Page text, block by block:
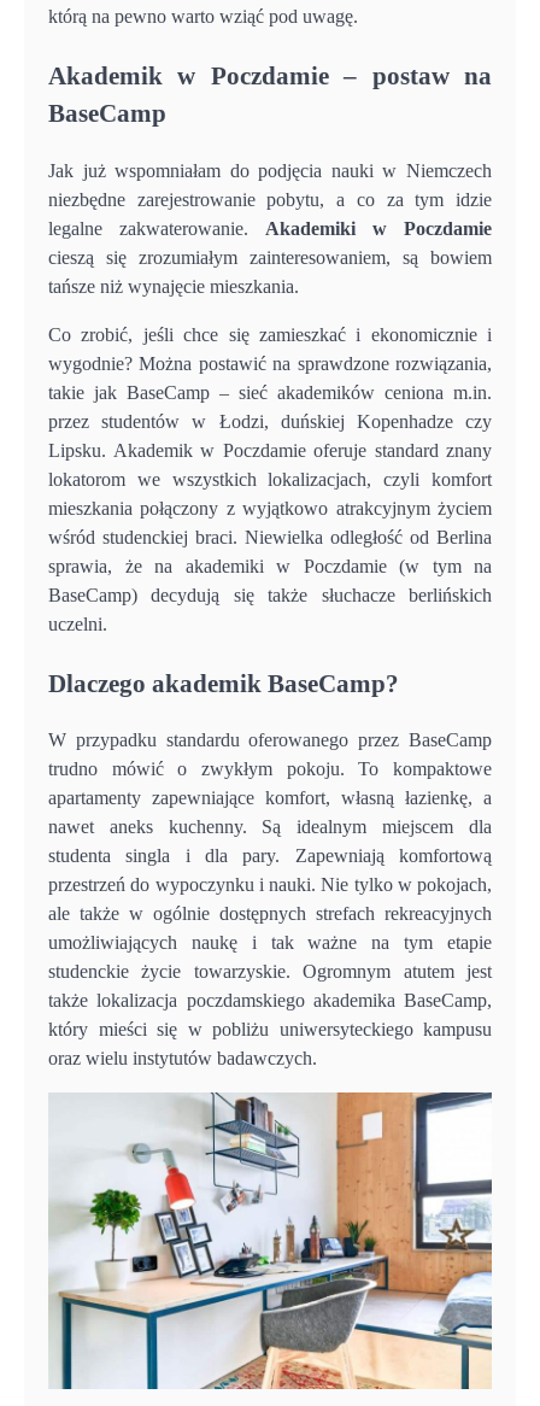
którą na pewno warto wziąć pod uwagę.
Akademik w Poczdamie – postaw na
BaseCamp
Jak już wspomniałam do podjęcia nauki w Niemczech
niezbędne zarejestrowanie pobytu, a co za tym idzie
legalne zakwaterowanie. Akademiki w Poczdamie
cieszą się zrozumiałym zainteresowaniem, są bowiem
tańsze niż wynajęcie mieszkania.
Co zrobić, jeśli chce się zamieszkać i ekonomicznie i
wygodnie? Można postawić na sprawdzone rozwiązania,
takie jak BaseCamp – sieć akademików ceniona m.in.
przez studentów w Łodzi, duńskiej Kopenhadze czy
Lipsku. Akademik w Poczdamie oferuje standard znany
lokatorom we wszystkich lokalizacjach, czyli komfort
mieszkania połączony z wyjątkowo atrakcyjnym życiem
wśród studenckiej braci. Niewielka odległość od Berlina
sprawia, że na akademiki w Poczdamie (w tym na
BaseCamp) decydują się także słuchacze berlińskich
uczelni.
Dlaczego akademik BaseCamp?
W przypadku standardu oferowanego przez BaseCamp
trudno mówić o zwykłym pokoju. To kompaktowe
apartamenty zapewniające komfort, własną łazienkę, a
nawet aneks kuchenny. Są idealnym miejscem dla
studenta singla i dla pary. Zapewniają komfortową
przestrzeń do wypoczynku i nauki. Nie tylko w pokojach,
ale także w ogólnie dostępnych strefach rekreacyjnych
umożliwiających naukę i tak ważne na tym etapie
studenckie życie towarzyskie. Ogromnym atutem jest
także lokalizacja poczdamskiego akademika BaseCamp,
który mieści się w pobliżu uniwersyteckiego kampusu
oraz wielu instytutów badawczych.